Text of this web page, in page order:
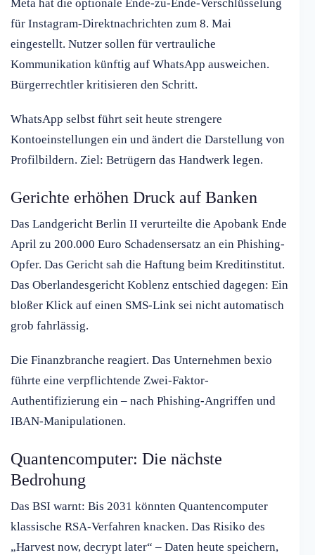
Meta hat die optionale Ende-zu-Ende-Verschlüsselung
für Instagram-Direktnachrichten zum 8. Mai
eingestellt. Nutzer sollen für vertrauliche
Kommunikation künftig auf WhatsApp ausweichen.
Bürgerrechtler kritisieren den Schritt.
WhatsApp selbst führt seit heute strengere
Kontoeinstellungen ein und ändert die Darstellung von
Profilbildern. Ziel: Betrügern das Handwerk legen.
Gerichte erhöhen Druck auf Banken
Das Landgericht Berlin II verurteilte die Apobank Ende
April zu 200.000 Euro Schadensersatz an ein Phishing-
Opfer. Das Gericht sah die Haftung beim Kreditinstitut.
Das Oberlandesgericht Koblenz entschied dagegen: Ein
bloßer Klick auf einen SMS-Link sei nicht automatisch
grob fahrlässig.
Die Finanzbranche reagiert. Das Unternehmen bexio
führte eine verpflichtende Zwei-Faktor-
Authentifizierung ein – nach Phishing-Angriffen und
IBAN-Manipulationen.
Quantencomputer: Die nächste
Bedrohung
Das BSI warnt: Bis 2031 könnten Quantencomputer
klassische RSA-Verfahren knacken. Das Risiko des
„Harvest now, decrypt later“ – Daten heute speichern,